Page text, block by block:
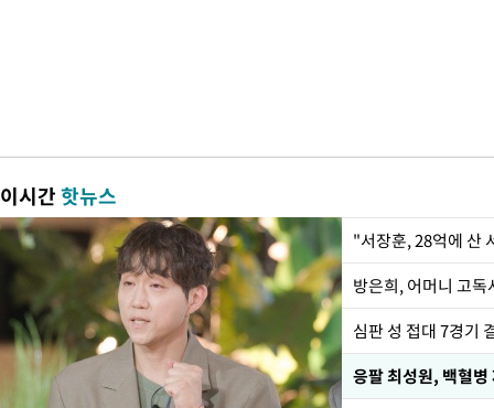
이시간핫뉴스
"서장훈, 28억에 산
방은희, 어머니 고
심판 성 접대 7경기
응팔 최성원, 백혈